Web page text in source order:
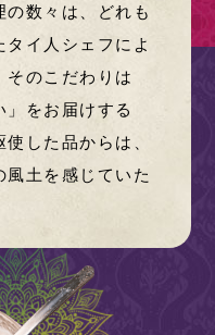
の数々は、どれも
イ人シェフによ
そのこだわりは
」をお届けする
した品からは、
風土を感じていた